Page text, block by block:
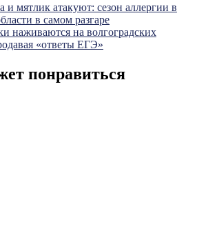
и мятлик атакуют: сезон аллергии в
в самом разгаре
наживаются на волгоградских
«ответы ЕГЭ»
понравиться